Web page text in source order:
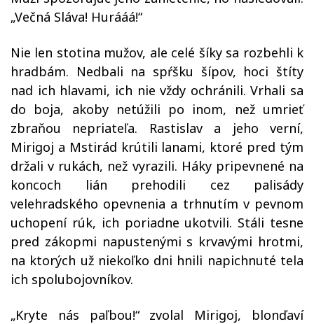
„Večná Sláva! Hurááá!“
Nie len stotina mužov, ale celé šíky sa rozbehli k
hradbám. Nedbali na spŕšku šípov, hoci štíty
nad ich hlavami, ich nie vždy ochránili. Vrhali sa
do boja, akoby netúžili po inom, než umrieť
zbraňou nepriateľa. Rastislav a jeho verní,
Mirigoj a Mstirád krútili lanami, ktoré pred tým
držali v rukách, než vyrazili. Háky pripevnené na
koncoch lián prehodili cez palisády
velehradského opevnenia a trhnutím v pevnom
uchopení rúk, ich poriadne ukotvili. Stáli tesne
pred zákopmi napustenými s krvavými hrotmi,
na ktorých už niekoľko dni hnili napichnuté tela
ich spolubojovníkov.
„Kryte nás paľbou!“ zvolal Mirigoj, blonďaví